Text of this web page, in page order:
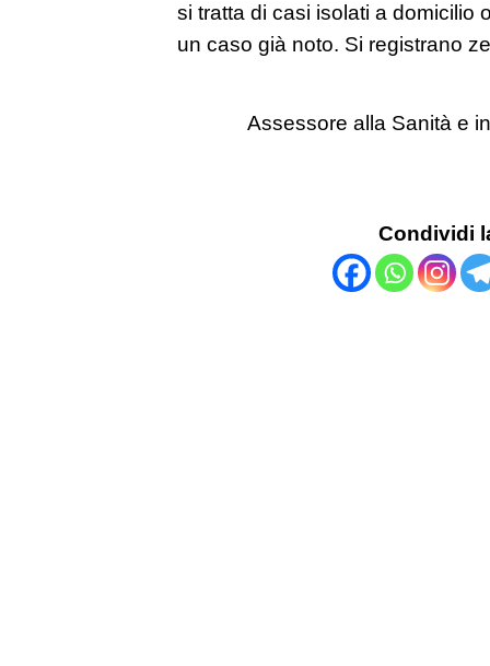
si tratta di casi isolati a domicilio
un caso già noto. Si registrano
Assessore alla Sanità e
Condividi